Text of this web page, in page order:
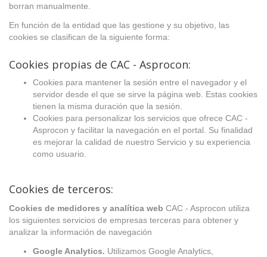
borran manualmente.
En función de la entidad que las gestione y su objetivo, las
cookies se clasifican de la siguiente forma:
Cookies propias de CAC - Asprocon:
Cookies para mantener la sesión entre el navegador y el
servidor desde el que se sirve la página web. Estas cookies
tienen la misma duración que la sesión.
Cookies para personalizar los servicios que ofrece CAC -
Asprocon y facilitar la navegación en el portal. Su finalidad
es mejorar la calidad de nuestro Servicio y su experiencia
como usuario.
Cookies de terceros:
Cookies de medidores y analítica web CAC - Asprocon utiliza
los siguientes servicios de empresas terceras para obtener y
analizar la información de navegación
Google Analytics. Utilizamos Google Analytics,